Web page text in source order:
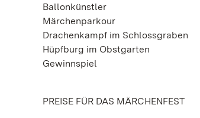
Ballonkünstler
Märchenparkour
Drachenkampf im Schlossgraben
Hüpfburg im Obstgarten
Gewinnspiel
PREISE FÜR DAS MÄRCHENFEST